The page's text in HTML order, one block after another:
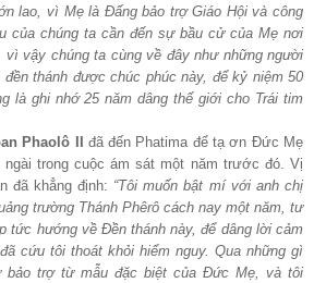
lao, vì Mẹ là Đấng bảo trợ Giáo Hội và công
của chúng ta cần đến sự bầu cử của Mẹ nơi
vậy chúng ta cùng về đây như những người
thánh được chúc phúc này, để kỷ niệm 50
là ghi nhớ 25 năm dâng thế giới cho Trái tim
Phaolô II
đã đến Phatima để tạ ơn Đức Mẹ
trong cuộc ám sát một năm trước đó. Vị
đã khẳng định: “Tôi muốn bật mí với anh chị
trường Thánh Phêrô cách nay một năm, tư
tức hướng về Đền thánh này, để dâng lời cảm
cứu tôi thoát khỏi hiểm nguy. Qua những gì
bảo trợ từ mẫu đặc biệt của Đức Mẹ, và tôi